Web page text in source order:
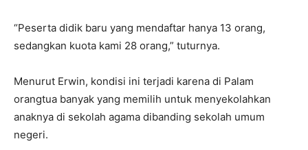
“Peserta didik baru yang mendaftar hanya 13 orang,
sedangkan kuota kami 28 orang,” tuturnya.
Menurut Erwin, kondisi ini terjadi karena di Palam
orangtua banyak yang memilih untuk menyekolahkan
anaknya di sekolah agama dibanding sekolah umum
negeri.